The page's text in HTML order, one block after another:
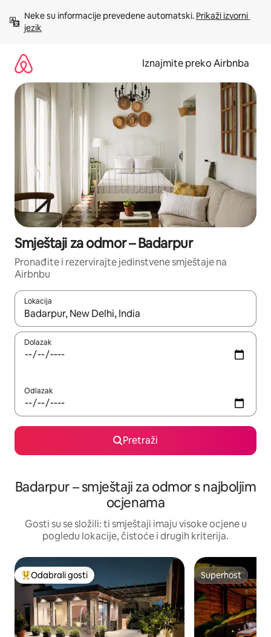
sadržaj
Neke su informacije prevedene automatski. Prikaži izvorni
jezik
Iznajmite preko Airbnba
Smještaji za odmor – Badarpur
Pronađite i rezervirajte jedinstvene smještaje na
Airbnbu
Lokacija
Kada budu dostupni rezultati, moći ćete ih pregledati
Dolazak
Odlazak
Pretraži
Badarpur – smještaji za odmor s najboljim
ocjenama
Gosti su se složili: ti smještaji imaju visoke ocjene u
pogledu lokacije, čistoće i drugih kriterija.
Među najviše rangiranima s oznakom „Odabrali gosti”
Odabrali gosti Superhost
Superhost